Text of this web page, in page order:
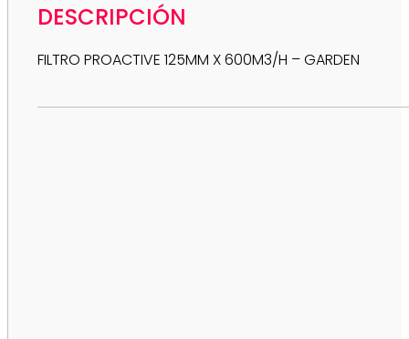
DESCRIPCIÓN
FILTRO PROACTIVE 125MM X 600M3/H – GARDEN